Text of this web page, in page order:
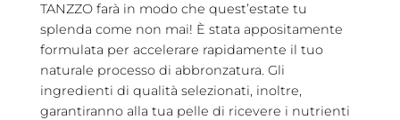
TANZZO farà in modo che quest’estate tu
splenda come non mai! È stata appositamente
formulata per accelerare rapidamente il tuo
naturale processo di abbronzatura. Gli
ingredienti di qualità selezionati, inoltre,
garantiranno alla tua pelle di ricevere i nutrienti